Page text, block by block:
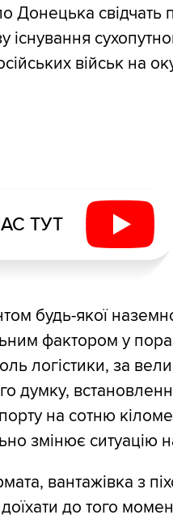
Донецька свідчать
існування
військ на
ТУТ
будь-якої
фактором у
логістики, за
думку,
на сотню
змінює ситуацію
вантажівка з
до того